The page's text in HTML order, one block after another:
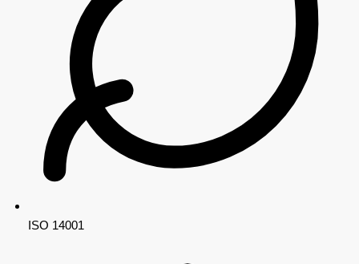
ISO 14001